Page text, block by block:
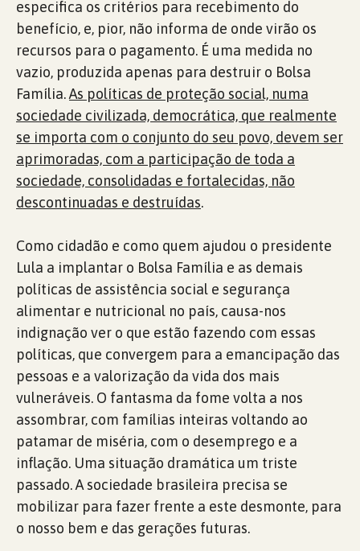
especifica os critérios para recebimento do
benefício, e, pior, não informa de onde virão os
recursos para o pagamento. É uma medida no
vazio, produzida apenas para destruir o Bolsa
Família.As políticas de proteção social, numa
sociedade civilizada, democrática, que realmente
se importa com o conjunto do seu povo, devem ser
aprimoradas, com a participação de toda a
sociedade, consolidadas e fortalecidas, não
descontinuadas e destruídas.
Como cidadão e como quem ajudou o presidente
Lula a implantar o Bolsa Família e as demais
políticas de assistência social e segurança
alimentar e nutricional no país, causa-nos
indignação ver o que estão fazendo com essas
políticas, que convergem para a emancipação das
pessoas e a valorização da vida dos mais
vulneráveis. O fantasma da fome volta a nos
assombrar, com famílias inteiras voltando ao
patamar de miséria, com o desemprego e a
inflação. Uma situação dramática um triste
passado. A sociedade brasileira precisa se
mobilizar para fazer frente a este desmonte, para
o nosso bem e das gerações futuras.